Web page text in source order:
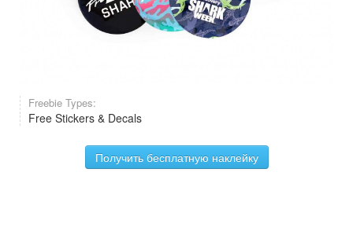
Freebie Types:
Free Stickers & Decals
Получить бесплатную наклейку